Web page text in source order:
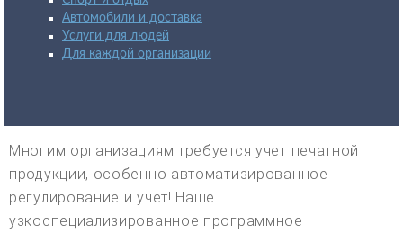
Автомобили и доставка
Услуги для людей
Для каждой организации
Многим организациям требуется учет печатной
продукции, особенно автоматизированное
регулирование и учет! Наше
узкоспециализированное программное